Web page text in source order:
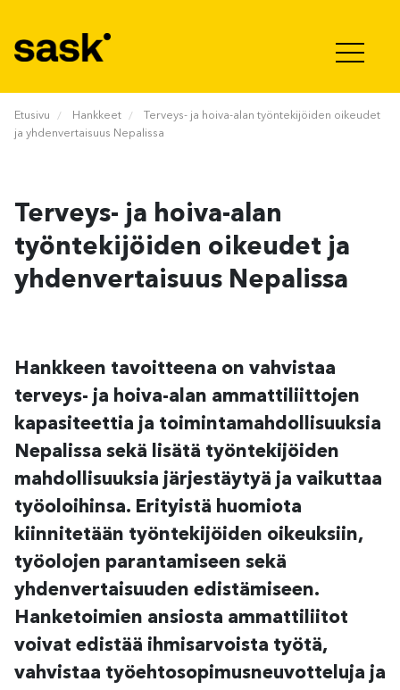
Etusivu Hankkeet
Terveys- ja hoiva-alan työntekijöiden oikeudet
ja yhdenvertaisuus Nepalissa
Terveys- ja hoiva-alan
työntekijöiden oikeudet ja
yhdenvertaisuus Nepalissa
Hankkeen tavoitteena on vahvistaa
terveys- ja hoiva-alan ammattiliittojen
kapasiteettia ja toimintamahdollisuuksia
Nepalissa sekä lisätä työntekijöiden
mahdollisuuksia järjestäytyä ja vaikuttaa
työoloihinsa. Erityistä huomiota
kiinnitetään työntekijöiden oikeuksiin,
työolojen parantamiseen sekä
yhdenvertaisuuden edistämiseen.
Hanketoimien ansiosta ammattiliitot
voivat edistää ihmisarvoista työtä,
vahvistaa työehtosopimusneuvotteluja ja